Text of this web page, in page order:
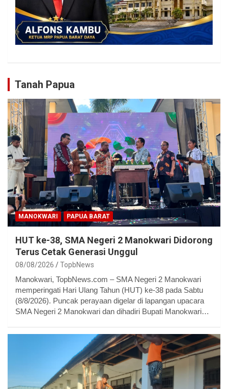
Tanah Papua
MANOKWARI PAPUA BARAT
HUT ke-38, SMA Negeri 2 Manokwari Didorong
Terus Cetak Generasi Unggul
08/08/2026 TopbNews
Manokwari, TopbNews.com – SMA Negeri 2 Manokwari
memperingati Hari Ulang Tahun (HUT) ke-38 pada Sabtu
(8/8/2026). Puncak perayaan digelar di lapangan upacara
SMA Negeri 2 Manokwari dan dihadiri Bupati Manokwari…